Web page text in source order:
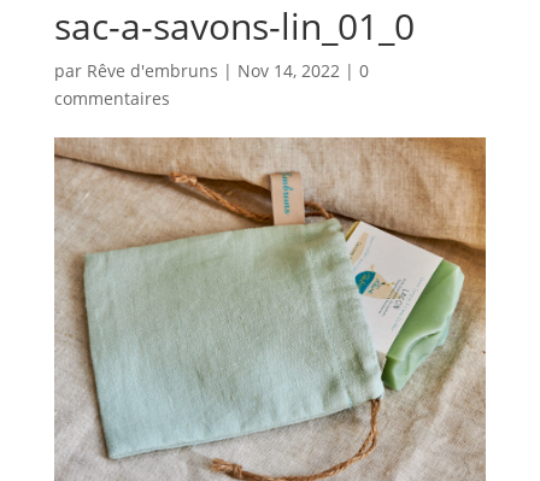
sac-a-savons-lin_01_0
par Rêve d'embruns | Nov 14, 2022| 0
commentaires